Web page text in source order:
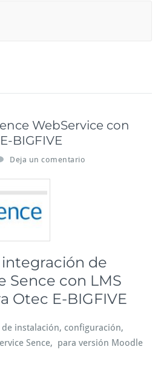
WebService con
BIGFIVE
Deja un comentario
de
Sence con LMS
Otec E-BIGFIVE
instalación, configuración,
Sence, para versión Moodle